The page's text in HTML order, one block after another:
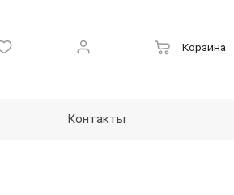
Корзина
Контакты